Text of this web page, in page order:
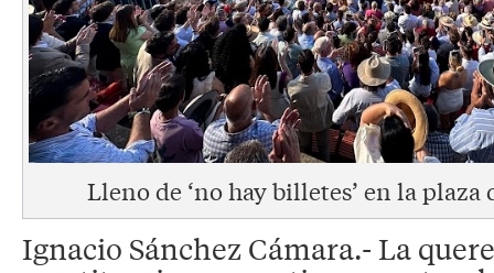
Lleno de ‘no hay billetes’ en la plaza
Ignacio Sánchez Cámara.- La